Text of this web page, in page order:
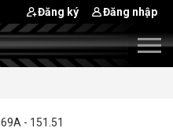
Đăng ký Đăng nhập
69A - 151.51